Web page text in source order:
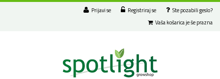
Prijavi se Registriraj se
Ste pozabili geslo?
Vaša košarica je še prazna